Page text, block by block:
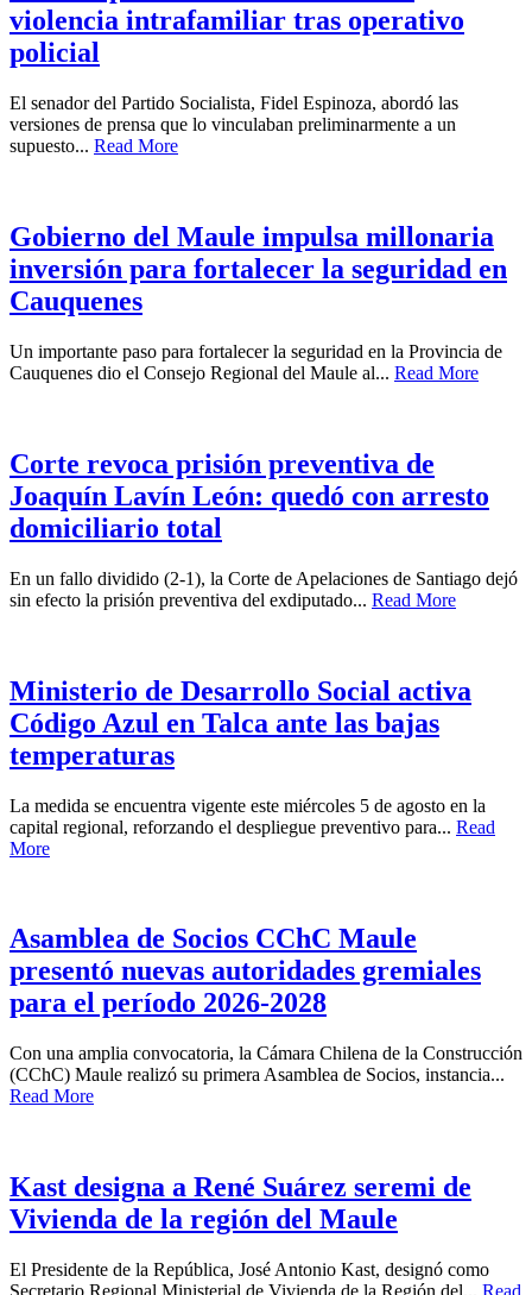
violencia intrafamiliar tras operativo
policial
El senador del Partido Socialista, Fidel Espinoza, abordó las
versiones de prensa que lo vinculaban preliminarmente a un
supuesto... Read More
Gobierno del Maule impulsa millonaria
inversión para fortalecer la seguridad en
Cauquenes
Un importante paso para fortalecer la seguridad en la Provincia de
Cauquenes dio el Consejo Regional del Maule al... Read More
Corte revoca prisión preventiva de
Joaquín Lavín León: quedó con arresto
domiciliario total
En un fallo dividido (2-1), la Corte de Apelaciones de Santiago dejó
sin efecto la prisión preventiva del exdiputado... Read More
Ministerio de Desarrollo Social activa
Código Azul en Talca ante las bajas
temperaturas
La medida se encuentra vigente este miércoles 5 de agosto en la
capital regional, reforzando el despliegue preventivo para... Read
More
Asamblea de Socios CChC Maule
presentó nuevas autoridades gremiales
para el período 2026-2028
Con una amplia convocatoria, la Cámara Chilena de la Construcción
(CChC) Maule realizó su primera Asamblea de Socios, instancia...
Read More
Kast designa a René Suárez seremi de
Vivienda de la región del Maule
El Presidente de la República, José Antonio Kast, designó como